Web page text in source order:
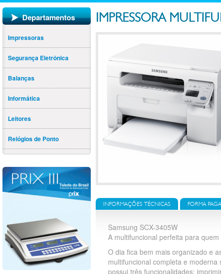
Departamentos
Impressoras
Segurança Eletrônica
Balanças
Informática
Leitores
Relógios de Ponto
IMPRESSORA
INFORMAÇÕES TÉCNICAS FORMA
Samsung SCX-3405W
A multifuncional perfeita para
O dia fica bem mais organizado e
multifuncional completa e
possui três funcionalidades: